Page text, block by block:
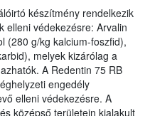
készítmény rendelkezik
elleni védekezésre: Arvalin
(280 g/kg kalcium-foszfid),
melyek kizárólag a
A Redentin 75 RB
engedély
elleni védekezésre. A
középső területein kialakult